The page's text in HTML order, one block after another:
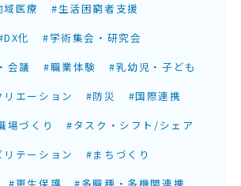
域医療
#生活困窮者支援
化
#学術集会・研究会
会議
#職業体験
#乳幼児・子ども
リエーション #防災
#国際連携
場づくり
#タスク・シフト/シェア
テーション
#まちづくり